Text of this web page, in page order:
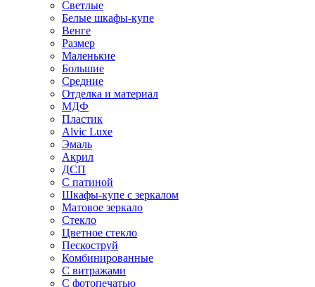
Светлые
Белые шкафы-купе
Венге
Размер
Маленькие
Большие
Средние
Отделка и материал
МДФ
Пластик
Alvic Luxe
Эмаль
Акрил
ДСП
С патиной
Шкафы-купе с зеркалом
Матовое зеркало
Стекло
Цветное стекло
Пескоструй
Комбинированные
С витражами
С фотопечатью